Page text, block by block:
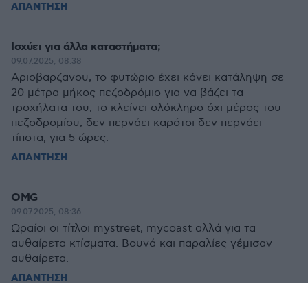
ΑΠΑΝΤΗΣΗ
Ισχύει για άλλα καταστήματα;
09.07.2025, 08:38
Αριοβαρζανου, το φυτώριο έχει κάνει κατάληψη σε
20 μέτρα μήκος πεζοδρόμιο για να βάζει τα
τροχήλατα του, το κλείνει ολόκληρο όχι μέρος του
πεζοδρομίου, δεν περνάει καρότσι δεν περνάει
τίποτα, για 5 ώρες.
ΑΠΑΝΤΗΣΗ
OMG
09.07.2025, 08:36
Ωραίοι οι τίτλοι mystreet, mycoast αλλά για τα
αυθαίρετα κτίσματα. Βουνά και παραλίες γέμισαν
αυθαίρετα.
ΑΠΑΝΤΗΣΗ